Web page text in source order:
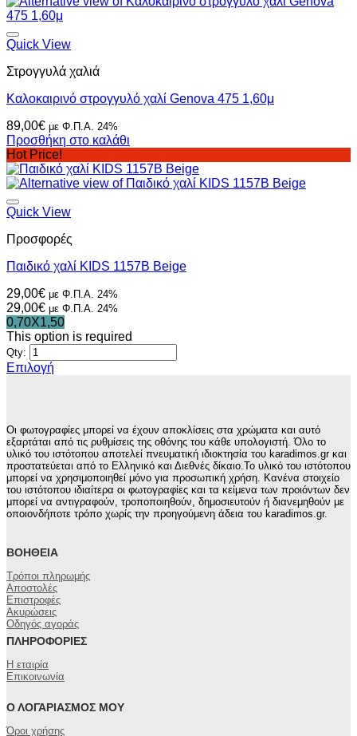
έχει
πολλαπλές
παραλλαγές.
επιλογές
να
στη
σελίδα
του
προϊόντος
Quick View
Στρογγυλά χαλιά
Καλοκαιρινό στρογγυλό χαλί Genova 475 1,60μ
89,00€ με Φ.Π.Α. 24%
Προσθήκη στο καλάθι
Hot Price!
Quick View
Προσφορές
Παιδικό χαλί KIDS 1157B Beige
29,00€ με Φ.Π.Α. 24%
29,00€ με Φ.Π.Α. 24%
0,70X1,50
This option is required
Qty:
Επιλογή
έχει
πολλαπλές
παραλλαγές.
Οι
επιλογές
μπορούν
να
σελίδα
προϊόντος
Οι φωτογραφίες μπορεί να έχουν αποκλίσεις στα χρώματα και αυτό
εξαρτάται από τις ρυθμίσεις της οθόνης του κάθε υπολογιστή. Όλο το
υλικό του ιστότοπου αποτελεί πνευματική ιδιοκτησία του karadimos.gr και
προστατεύεται από το Ελληνικό και Διεθνές δίκαιο.Το υλικό του ιστότοπου
μπορεί να χρησιμοποιηθεί μόνο για προσωπική χρήση. Κανένα στοιχείο
του ιστότοπου ιδιαίτερα οι φωτογραφίες και τα κείμενα των προιόντων δεν
μπορεί να αντιγραφούν, τροποποιηθούν, δημοσιευτούν ή διανεμηθούν με
οποιονδήποτε τρόπο χωρίς την προηγούμενη άδεια του karadimos.gr.
ΒΟΉΘΕΙΑ
Τρόποι πληρωμής
Αποστολές
Επιστροφές
Ακυρώσεις
Οδηγός αγοράς
ΠΛΗΡΟΦΟΡΊΕΣ
Η εταιρία
Επικοινωνία
Ο ΛΟΓΑΡΙΑΣΜΌΣ ΜΟΥ
Όροι χρήσης